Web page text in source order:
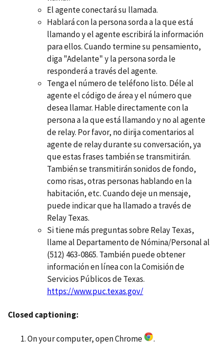
El agente conectará su llamada.
Hablará con la persona sorda a la que está
llamando y el agente escribirá la información
para ellos. Cuando termine su pensamiento,
diga "Adelante" y la persona sorda le
responderá a través del agente.
Tenga el número de teléfono listo. Déle al
agente el código de área y el número que
desea llamar. Hable directamente con la
persona a la que está llamando y no al agente
de relay. Por favor, no dirija comentarios al
agente de relay durante su conversación, ya
que estas frases también se transmitirán.
También se transmitirán sonidos de fondo,
como risas, otras personas hablando en la
habitación, etc. Cuando deje un mensaje,
puede indicar que ha llamado a través de
Relay Texas.
Si tiene más preguntas sobre Relay Texas,
llame al Departamento de Nómina/Personal al
(512) 463-0865. También puede obtener
información en línea con la Comisión de
Servicios Públicos de Texas.
https://www.puc.texas.gov/
Closed captioning:
On your computer, open Chrome
.